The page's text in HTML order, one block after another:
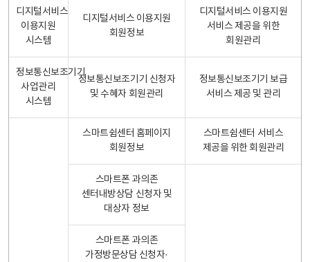
디지털서비스
이용지원
시스템
디지털서비스 이용지원
회원정보
디지털서비스 이용지원
서비스 제공을 위한
회원관리
정보통신보조기기
사업관리
시스템
정보통신보조기기 신청자
및 수혜자 회원관리
정보통신보조기기 보급
서비스 제공 및 관리
스마트쉼센터 홈페이지
회원정보
스마트쉼센터 서비스
제공을 위한 회원관리
스마트폰 과의존
센터내방상담 신청자 및
대상자 정보
스마트폰 과의존
가정방문상담 신청자·